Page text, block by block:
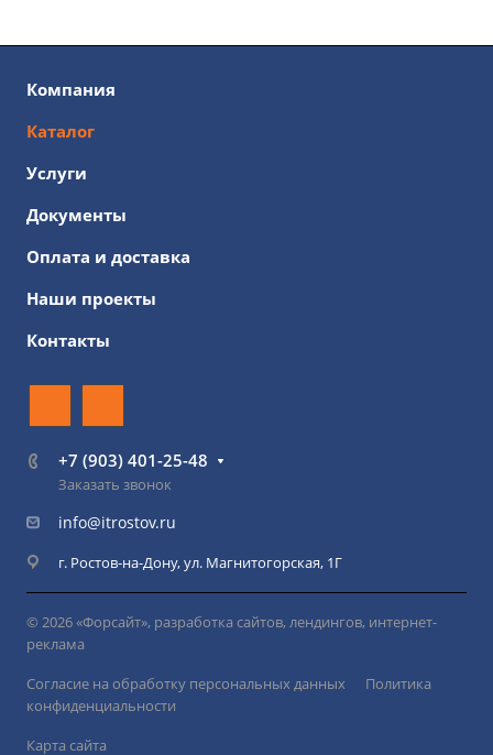
Компания
Каталог
Услуги
Документы
Оплата и доставка
Наши проекты
Контакты
+7 (903) 401-25-48
Заказать звонок
info@itrostov.ru
г. Ростов-на-Дону, ул. Магнитогорская, 1Г
© 2026 «Форсайт», разработка сайтов, лендингов, интернет-
реклама
Согласие на обработку персональных данных
Политика
конфиденциальности
Карта сайта